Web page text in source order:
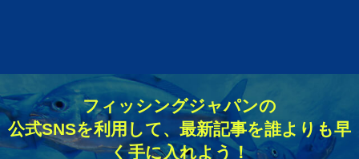
フィッシングジャパンの
公式SNSを利用して、最新記事を誰よりも早
く手に入れよう！